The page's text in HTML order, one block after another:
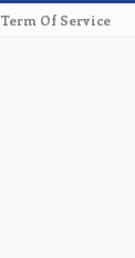
Term Of Service